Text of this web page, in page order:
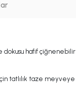
hafif
için tatlılık taze